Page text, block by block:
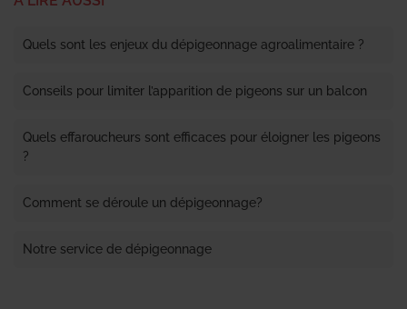
Quels sont les enjeux du dépigeonnage agroalimentaire ?
Conseils pour limiter l’apparition de pigeons sur un balcon
Quels effaroucheurs sont efficaces pour éloigner les pigeons
?
Comment se déroule un dépigeonnage?
Notre service de dépigeonnage